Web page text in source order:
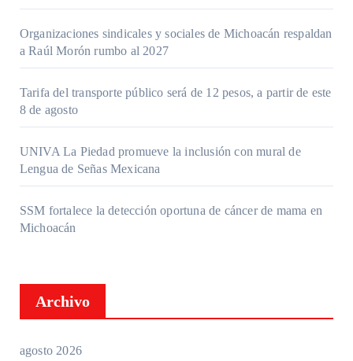
Organizaciones sindicales y sociales de Michoacán respaldan
a Raúl Morón rumbo al 2027
Tarifa del transporte público será de 12 pesos, a partir de este
8 de agosto
UNIVA La Piedad promueve la inclusión con mural de
Lengua de Señas Mexicana
SSM fortalece la detección oportuna de cáncer de mama en
Michoacán
Archivo
agosto 2026